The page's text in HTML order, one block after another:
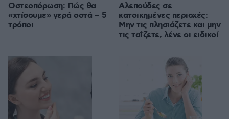
Οστεοπόρωση: Πώς θα
«χτίσουμε» γερά οστά – 5
τρόποι
Αλεπούδες σε
κατοικημένες περιοχές:
Μην τις πλησιάζετε και μην
τις ταΐζετε, λένε οι ειδικοί